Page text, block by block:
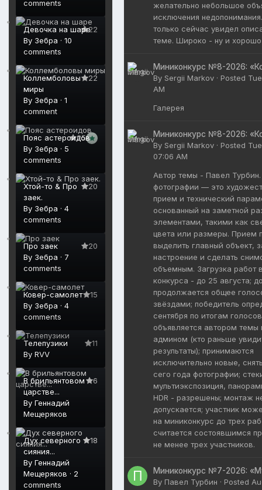
comments
22
Девочка на шаре
By Зебра · 10
comments
22
Коллемболовы
миры
By Зебра · 1
comment
25
Пояс астероидов
By Зебра · 5
comments
20
Хтой-то & Про
заек.
By Зебра · 4
comments
20
Про заек
By Зебра · 7
comments
15
Ковер-самолет
By Зебра · 4
comments
11
Телепузики
By RVV
6
В брильянтовом
царстве...
By Геннадий
Мещеряков
18
Дух северного
сияния...
By Геннадий
Мещеряков · 2
comments
желательно небольшое
исключения
только сейчас увидел
теме. Широко - ну и
Миниконкурс №8-2026:
By Sergii Markov · Posted
AM
Галерея
Миниконкурс №8-2026:
By Sergii Markov · Posted
07:06 AM
Автор темы - Павел Турбин.
фотографии — это
прием и технический
основанный на заметной
элементами, такими как
цвета или размеры. Прием
выделить главный объект,
настроение и сделать
объемным. Загрузка работ
конкурса - до 25 августа;
продолжается общее
звёздами; победитель
сентября по итогам
объявляется автором темы
админом (кто раньше
результаты); принимаются
исключительно новые,
сего года фотографии;
мультиэкспозиция,
HDR - разрешены; монтаж
допускается; участник
на миниконкурс до трех
считается состоявшимся
не менее трех участников.
Миниконкурс №7-2026:
By Павел Турбин · Posted